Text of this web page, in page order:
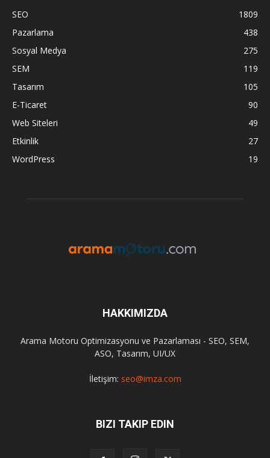
SEO
1809
Pazarlama
438
Sosyal Medya
275
SEM
119
Tasarım
105
E-Ticaret
90
Web Siteleri
49
Etkinlik
27
WordPress
19
HAKKIMIZDA
Arama Motoru Optimizasyonu ve Pazarlaması - SEO, SEM,
ASO, Tasarım, UI/UX
İletişim: seo@imza.com
BIZI TAKIP EDIN